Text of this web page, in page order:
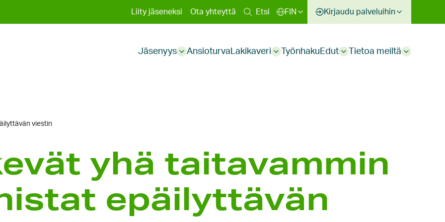
Toissijainen
Liity jäseneksi Ota yhteyttä Etsi FIN Kirjaudu palveluihin
Jäsenyys Sub
Ansioturva Lakikaveri SubTyönhaku Edut SubTietoa meiltä Sub
viestin
yhä taita­vammin
epäilyt­tävän